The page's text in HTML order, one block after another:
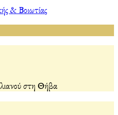
& Βοιωτίας
στη Θήβα